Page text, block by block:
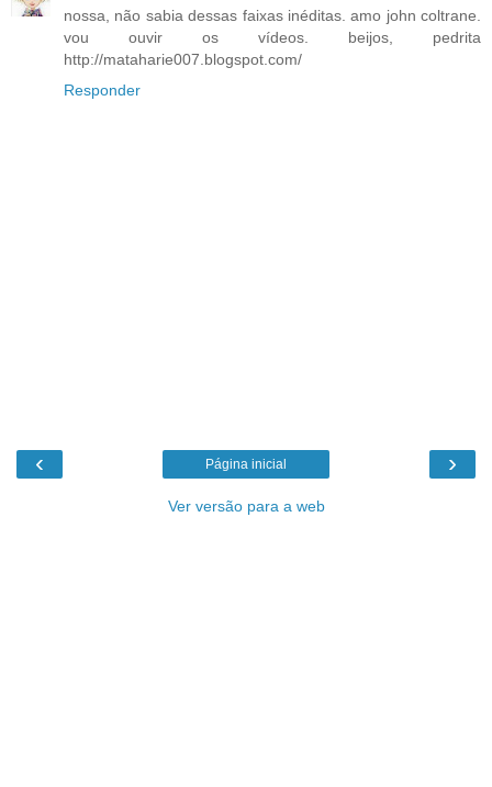
nossa, não sabia dessas faixas inéditas. amo john coltrane.
vou ouvir os vídeos. beijos, pedrita
http://mataharie007.blogspot.com/
Responder
‹ ›
Página inicial
Ver versão para a web